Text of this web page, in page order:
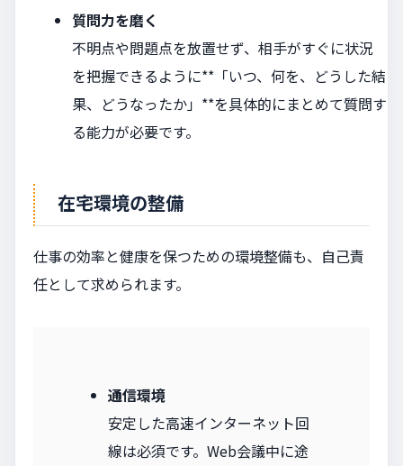
質問力を磨く
不明点や問題点を放置せず、相手がすぐに状況
を把握できるように**「いつ、何を、どうした結
果、どうなったか」**を具体的にまとめて質問す
る能力が必要です。
在宅環境の整備
仕事の効率と健康を保つための環境整備も、自己責
任として求められます。
通信環境
安定した高速インターネット回
線は必須です。Web会議中に途